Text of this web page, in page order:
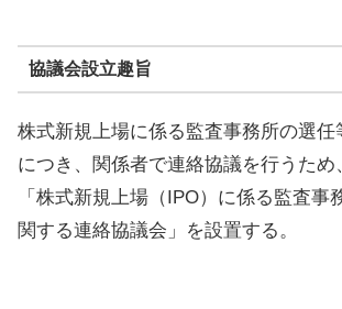
協議会設立趣旨
株式新規上場に係る監査事務所の選任
につき、関係者で連絡協議を行うため
「株式新規上場（IPO）に係る監査事
関する連絡協議会」を設置する。